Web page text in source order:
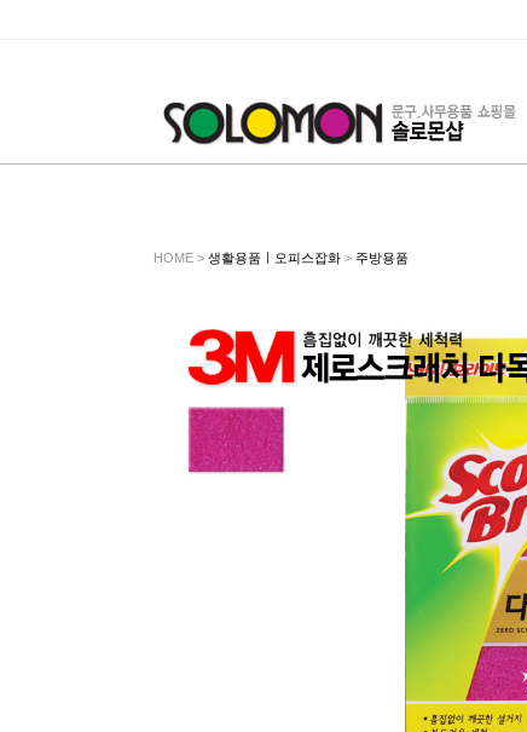
HOME > 생활용품ㅣ오피스잡화 > 주방용품